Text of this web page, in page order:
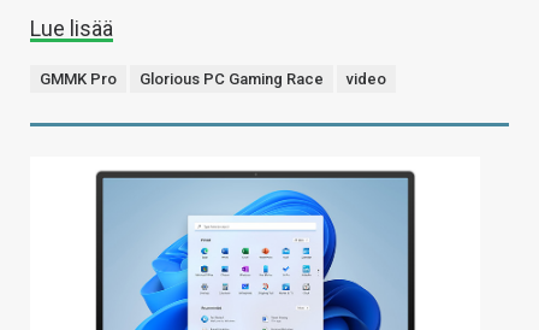
Lue lisää
GMMK Pro Glorious PC Gaming Race video